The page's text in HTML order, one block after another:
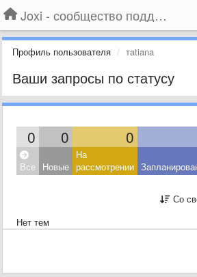
Joxi - сообщество поддержки
Профиль пользователя тatiana
Ваши запросы по статусу
0 0 0
Все Новые
На
рассмотрении
Со
Нет тем